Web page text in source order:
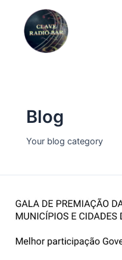
content
Blog
Your blog category